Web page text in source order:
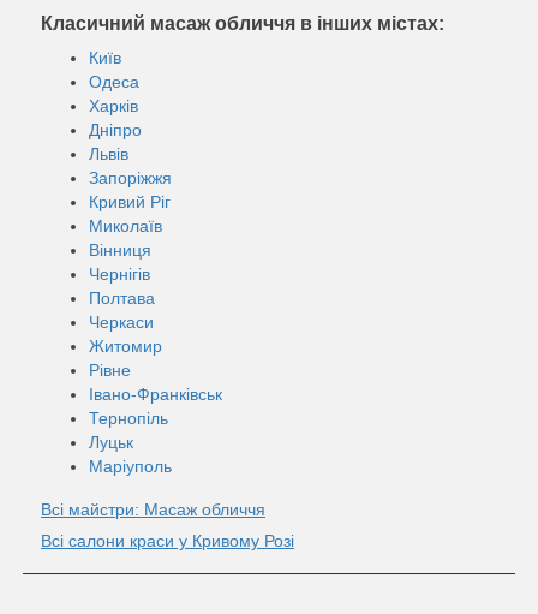
Класичний масаж обличчя в інших містах:
Київ
Одеса
Харків
Дніпро
Львів
Запоріжжя
Кривий Ріг
Миколаїв
Вінниця
Чернігів
Полтава
Черкаси
Житомир
Рівне
Івано-Франківськ
Тернопіль
Луцьк
Маріуполь
Всі майстри: Масаж обличчя
Всі салони краси у Кривому Розі